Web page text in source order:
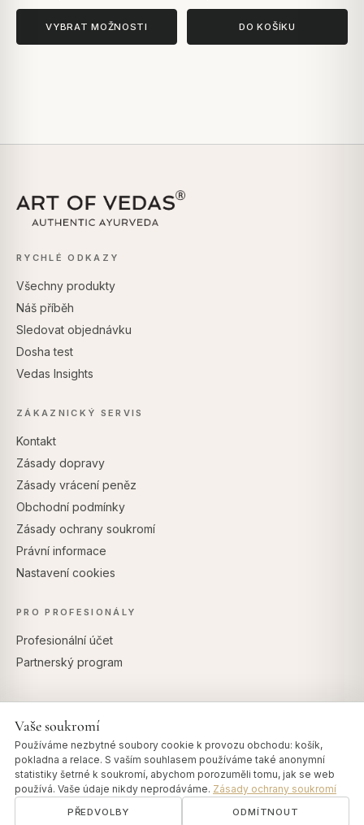
VYBRAT MOŽNOSTI DO KOŠÍKU
RYCHLÉ ODKAZY
Všechny produkty
Náš příběh
Sledovat objednávku
Dosha test
Vedas Insights
ZÁKAZNICKÝ SERVIS
Kontakt
Zásady dopravy
Zásady vrácení peněz
Obchodní podmínky
Zásady ochrany soukromí
Právní informace
Nastavení cookies
PRO PROFESIONÁLY
Profesionální účet
Partnerský program
Vaše soukromí
Používáme nezbytné soubory cookie k provozu obchodu: košík,
pokladna a relace. S vaším souhlasem používáme také anonymní
statistiky šetrné k soukromí, abychom porozuměli tomu, jak se web
používá. Vaše údaje nikdy neprodáváme. Zásady ochrany soukromí
PŘEDVOLBY ODMÍTNOUT